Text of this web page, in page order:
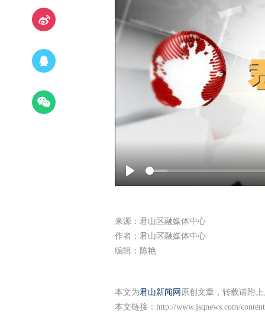
Play
来源：君山区融媒体中心
作者：君山区融媒体中心
编辑：陈艳
本文为君山新闻网 原创文章，转载请附
本文链接： http://www.jsqnews.com/